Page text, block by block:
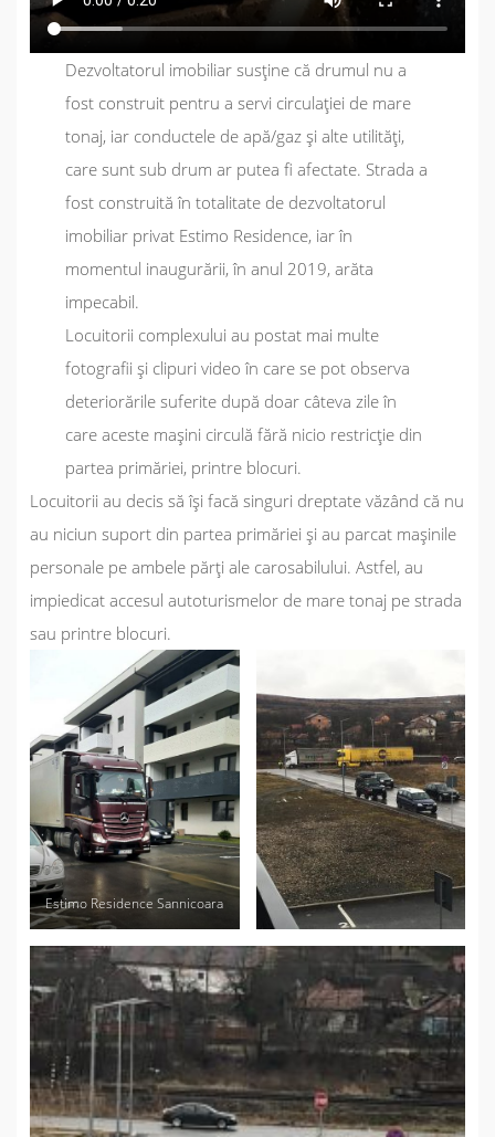
Dezvoltatorul imobiliar susține că drumul nu a
fost construit pentru a servi circulației de mare
tonaj, iar conductele de apă/gaz și alte utilități,
care sunt sub drum ar putea fi afectate. Strada a
fost construită în totalitate de dezvoltatorul
imobiliar privat Estimo Residence, iar în
momentul inaugurării, în anul 2019, arăta
impecabil.
Locuitorii complexului au postat mai multe
fotografii și clipuri video în care se pot observa
deteriorările suferite după doar câteva zile în
care aceste mașini circulă fără nicio restricție din
partea primăriei, printre blocuri.
Locuitorii au decis să își facă singuri dreptate văzând că nu
au niciun suport din partea primăriei și au parcat mașinile
personale pe ambele părți ale carosabilului. Astfel, au
impiedicat accesul autoturismelor de mare tonaj pe strada
sau printre blocuri.
Estimo Residence Sannicoara